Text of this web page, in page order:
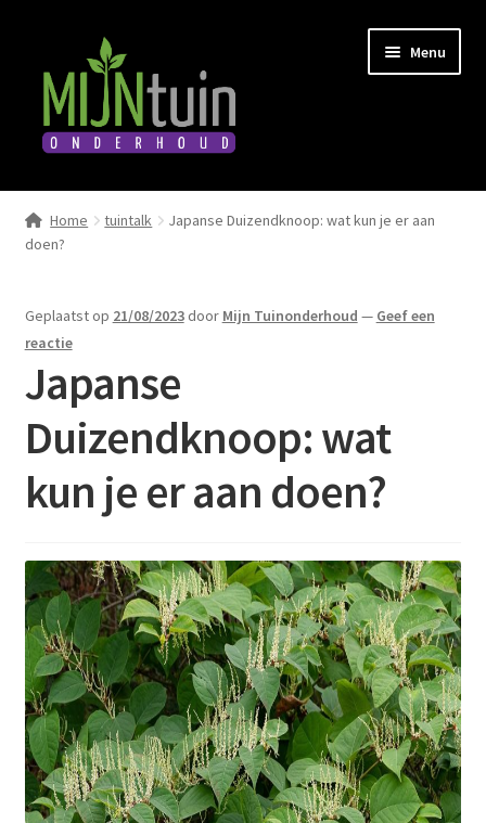
door
naar
navigatie
naar
inhoud
Menu
Home
Diensten
Winkel
Afspraak maken
Tuintalk
Booking Search
Home tuintalk
Japanse Duizendknoop: wat kun je er aan
doen?
Geplaatst op 21/08/2023 door Mijn Tuinonderhoud — Geef een
reactie
Japanse
Duizendknoop: wat
kun je er aan doen?